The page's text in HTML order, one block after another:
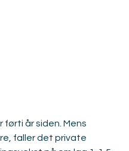
førti år siden. Mens
faller det private